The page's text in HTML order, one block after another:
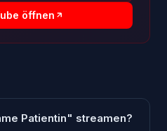
öffnen
Patientin" streamen?